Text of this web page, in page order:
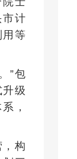
市计
用等
”包
级
，
构